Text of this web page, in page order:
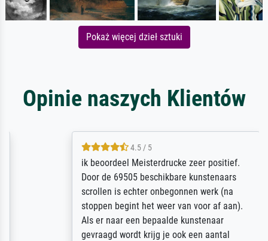
Pokaż więcej dzieł sztuki
Opinie naszych Klientów
4.5 / 5
ik beoordeel Meisterdrucke zeer positief.
Door de 69505 beschikbare kunstenaars
scrollen is echter onbegonnen werk (na
stoppen begint het weer van voor af aan).
Als er naar een bepaalde kunstenaar
gevraagd wordt krijg je ook een aantal